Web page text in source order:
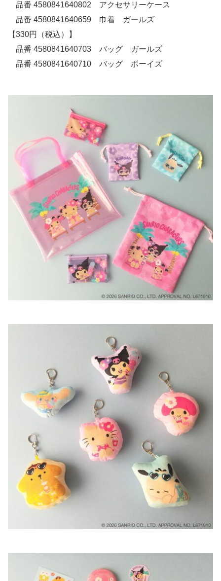
品番 4580841640802 アクセサリーケース
品番 4580841640659 巾着 ガールズ
【330円（税込）】
品番 4580841640703 バッグ ガールズ
品番 4580841640710 バッグ ボーイズ